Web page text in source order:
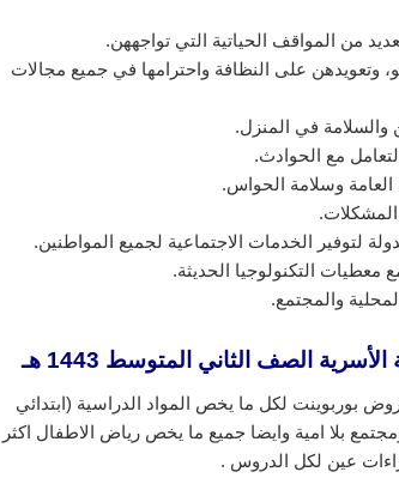
من المواقف الحياتية التي تواجههن.
وتعويدهن على النظافة واحترامها في جميع مجالات
والسلامة في المنزل.
مع الحوادث.
وسلامة الحواس.
لتوفير الخدمات الاجتماعية لجميع المواطنين.
معطيات التكنولوجيا الحديثة.
والمجتمع.
الأسرية الصف الثاني المتوسط 1443 هـ
بوربوينت لكل ما يخص المواد الدراسية (ابتدائي
بلا امية وايضا جميع ما يخص رياض الاطفال اكثر
عين لكل الدروس .